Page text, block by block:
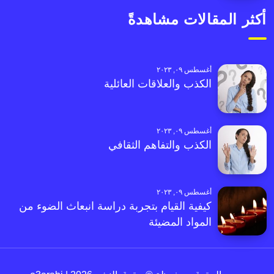
أكثر المقالات مشاهدةً
أغسطس ٠٩, ٢٠٢٣
الكذب والعلاقات العائلية
أغسطس ٠٩, ٢٠٢٣
الكذب والتفاهم الثقافي
أغسطس ٠٩, ٢٠٢٣
كيفية القيام بتجربة دراسة انبعاث الضوء من
المواد المضيئة